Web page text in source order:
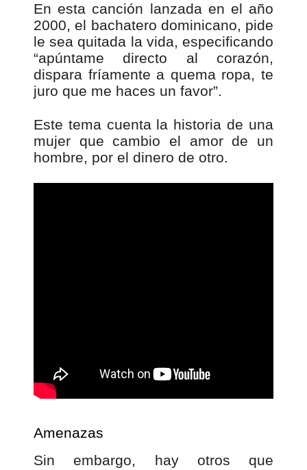
En esta canción lanzada en el año
2000, el bachatero dominicano, pide
le sea quitada la vida, especificando
“apúntame directo al corazón,
dispara fríamente a quema ropa, te
juro que me haces un favor”.
Este tema cuenta la historia de una
mujer que cambio el amor de un
hombre, por el dinero de otro.
Amenazas
Sin embargo, hay otros que